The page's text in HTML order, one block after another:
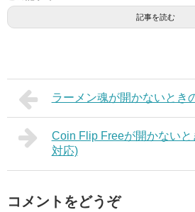
記事を読む
ラーメン魂が開かないとき
Coin Flip Freeが開かない
対応)
コメントをどうぞ